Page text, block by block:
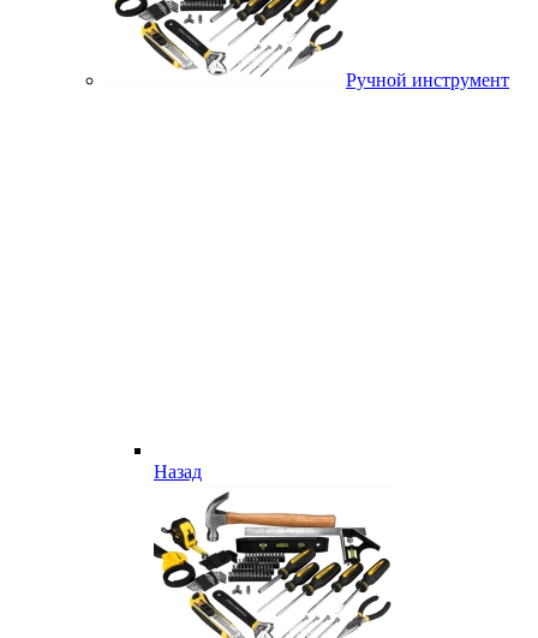
Ручной инструмент
Назад